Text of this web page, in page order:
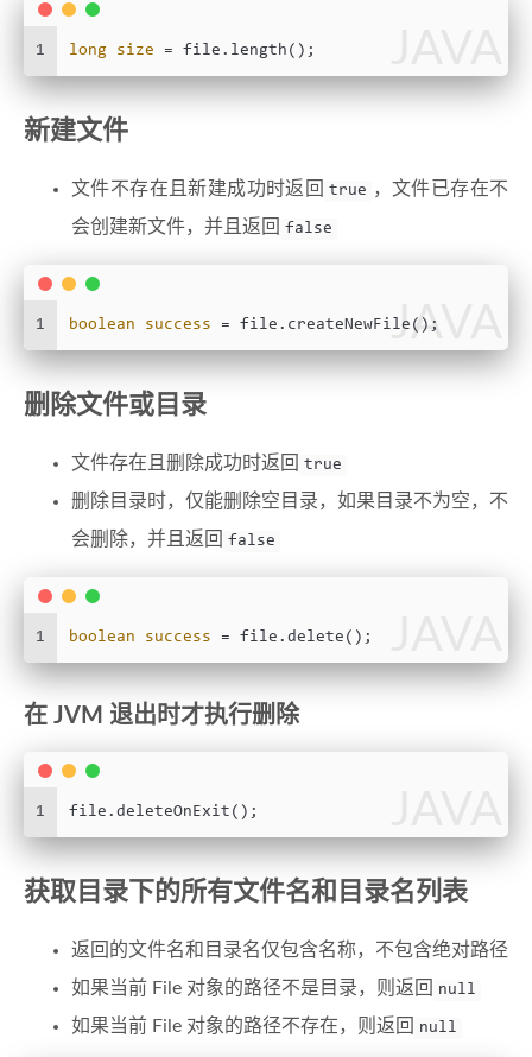
1 long size = file.length();
新建文件
文件不存在且新建成功时返回 true ，文件已存在不
会创建新文件，并且返回
false
JAVA
1 boolean success = file.createNewFile();
删除文件或目录
文件存在且删除成功时返回 true
删除目录时，仅能删除空目录，如果目录不为空，不
会删除，并且返回
false
1 boolean success = file.delete();
在 JVM 退出时才执行删除
1 file.deleteOnExit();
获取目录下的所有文件名和目录名列表
返回的文件名和目录名仅包含名称，不包含绝对路径
如果当前 File 对象的路径不是目录，则返回
null
如果当前 File 对象的路径不存在，则返回 null